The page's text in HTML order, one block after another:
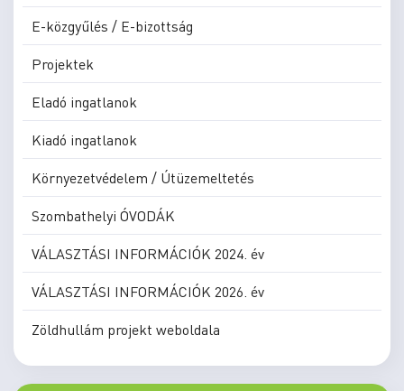
E-közgyűlés / E-bizottság
Projektek
Eladó ingatlanok
Kiadó ingatlanok
Környezetvédelem / Útüzemeltetés
Szombathelyi ÓVODÁK
VÁLASZTÁSI INFORMÁCIÓK 2024. év
VÁLASZTÁSI INFORMÁCIÓK 2026. év
Zöldhullám projekt weboldala